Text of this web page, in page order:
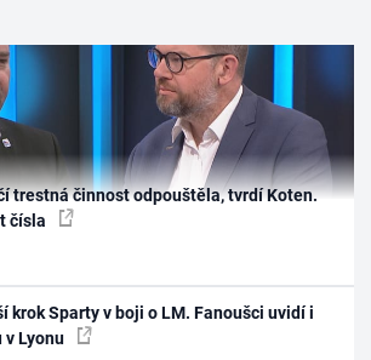
trestná činnost odpouštěla, tvrdí Koten.
čísla
krok Sparty v boji o LM. Fanoušci uvidí i
Lyonu